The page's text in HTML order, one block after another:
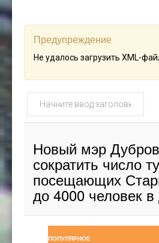
Предупреждение
Не удалось загрузить XML-
Начните
ввод
метки
Новый мэр
сократить число
посещающих
до 4000 человек в
ПОПУЛЯРНОЕ